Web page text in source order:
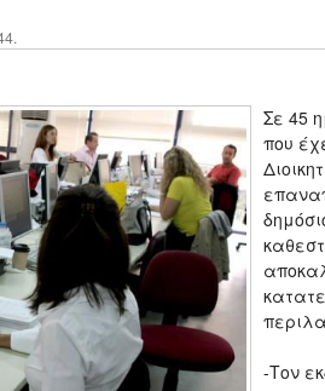
Σε 45
που
-Τον